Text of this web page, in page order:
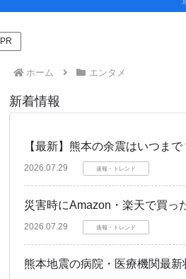
PR
ホーム エンタメ
新着情報
【最新】熊本の余震はいつま
2026.07.29 速報・トレンド
災害時にAmazon・楽天で買っ
2026.07.29 速報・トレンド
熊本地震の病院・医療機関最